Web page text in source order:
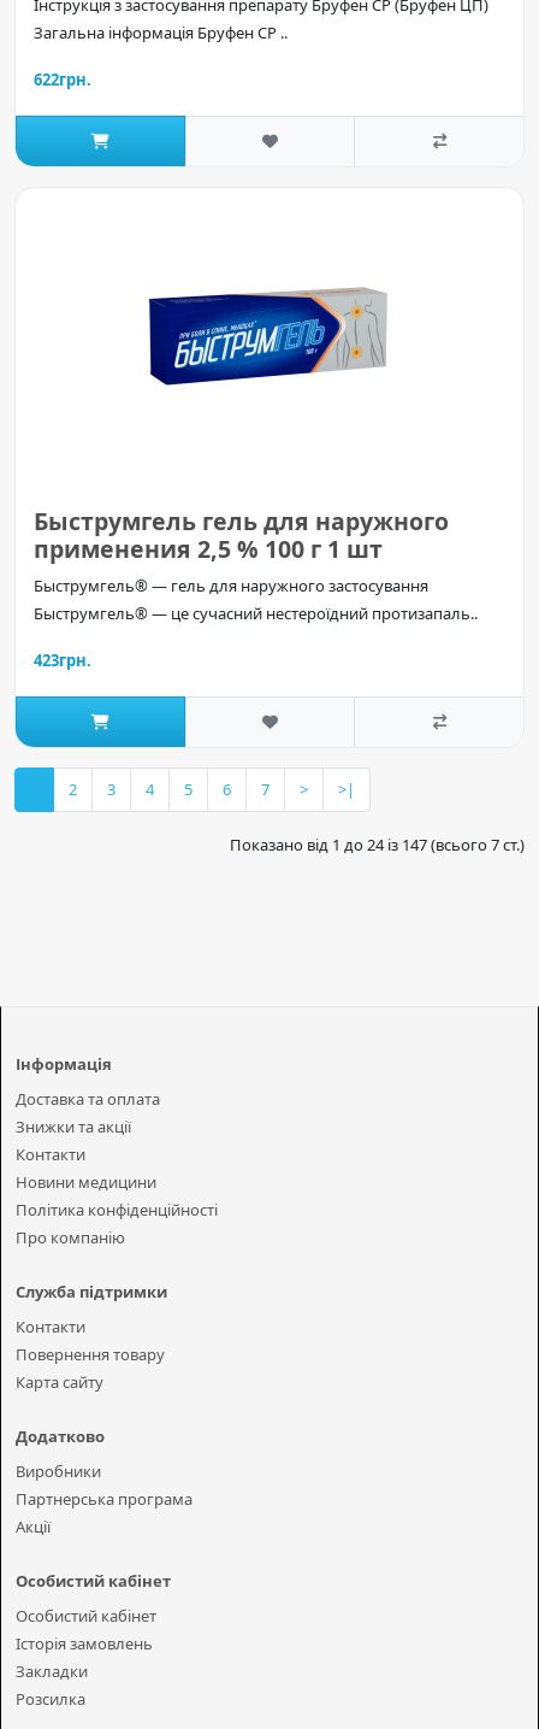
Інструкція з застосування препарату Бруфен CP (Бруфен ЦП)
Загальна інформація Бруфен CP ..
622грн.
Быструмгель гель для наружного
применения 2,5 % 100 г 1 шт
Быструмгель® — гель для наружного застосування
Быструмгель® — це сучасний нестероїдний протизапаль..
423грн.
2 3 4 5 6 7 > >|
Показано від 1 до 24 із 147 (всього 7 ст.)
Інформація
Доставка та оплата
Знижки та акції
Контакти
Новини медицини
Політика конфіденційності
Про компанію
Служба підтримки
Контакти
Повернення товару
Карта сайту
Додатково
Виробники
Партнерська програма
Акції
Особистий кабінет
Особистий кабінет
Історія замовлень
Закладки
Розсилка